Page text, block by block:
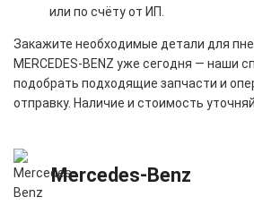
или по счёту от ИП.
Закажите необходимые детали для
MERСEDES-BENZ уже сегодня — наши
подобрать подходящие запчасти и
отправку. Наличие и стоимость
Mercedes-Benz